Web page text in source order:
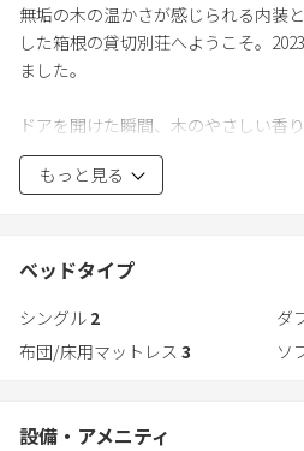
ら、美味しい食事。より一層楽しい
りません。
備しており、階段を上ると秘密基地
す。
ロフトは十分な広さであり、高い天
箱根の美しさと、心地良い別荘生活
さい。美しい自然景観と至福の時間
Noël HAKONE SENGOKUHARAでお待
無垢の木の温かさが感じられる内装
した箱根の貸切別荘へようこそ。
ました。
ドアを開けた瞬間、木のやさしい香
が高く、広々としたリビングがポイ
ブル、感じるのは木のぬくもりと、
デッキではBBQを楽しむための設備
りません。
す。
もっと見る
ベッドタイプ
シングル 2 ダ
布団/床用マットレス 3 ソ
設備・アメニティ